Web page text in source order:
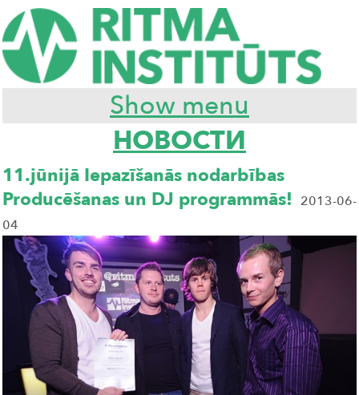
Show menu
НОВОСТИ
11.jūnijā Iepazīšanās nodarbības
Producēšanas un DJ programmās! 2013-06-
04